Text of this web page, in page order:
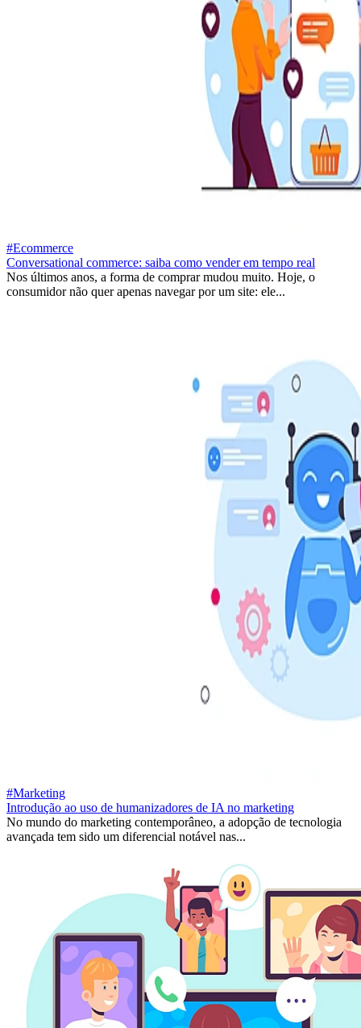
#Ecommerce
Conversational commerce: saiba como vender em tempo real
Nos últimos anos, a forma de comprar mudou muito. Hoje, o
consumidor não quer apenas navegar por um site: ele...
#Marketing
Introdução ao uso de humanizadores de IA no marketing
No mundo do marketing contemporâneo, a adopção de tecnologia
avançada tem sido um diferencial notável nas...